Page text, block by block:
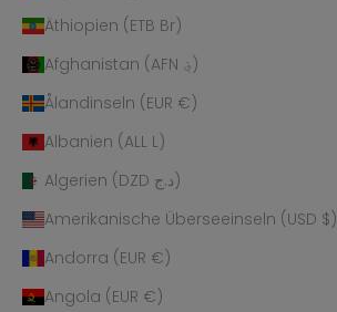
Äthiopien (ETB Br)
Afghanistan (AFN ؋)
Ålandinseln (EUR €)
Albanien (ALL L)
Algerien (DZD د.ج)
Amerikanische Überseeinseln (USD $)
Andorra (EUR €)
Angola (EUR €)